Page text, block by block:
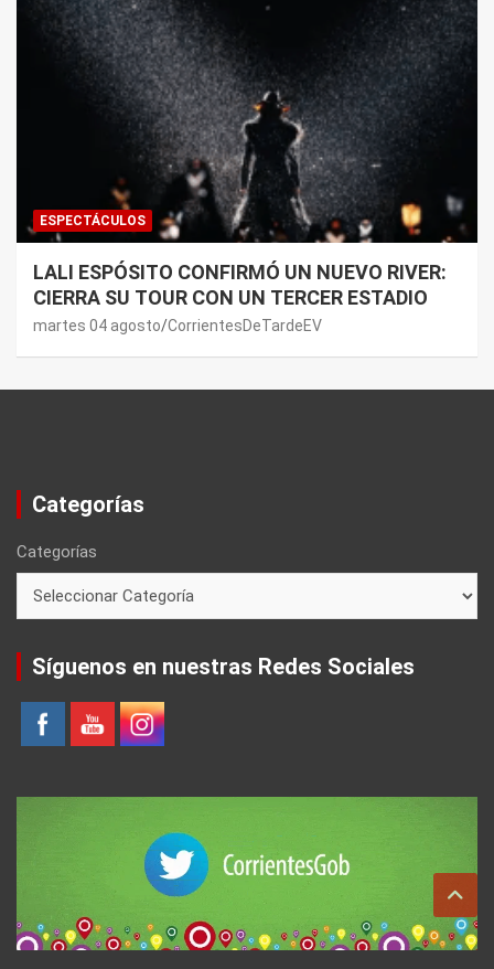
ESPECTÁCULOS
LALI ESPÓSITO CONFIRMÓ UN NUEVO RIVER:
CIERRA SU TOUR CON UN TERCER ESTADIO
martes 04 agosto CorrientesDeTardeEV
Categorías
Categorías
Síguenos en nuestras Redes Sociales